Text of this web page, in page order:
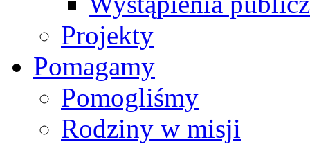
Projekty
Pomagamy
Pomogliśmy
Rodziny w misji